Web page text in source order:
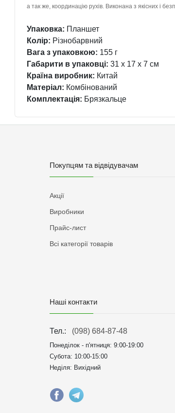
а так же, координацію рухів. Виконана з якісних і
Упаковка: Планшет
Колір: Різнобарвний
Вага з упаковкою: 155 г
Габарити в упаковці: 31 x 17 x 7 см
Країна виробник: Китай
Матеріал: Комбінований
Комплектація: Брязкальце
Покупцям та відвідувачам
Акції
Виробники
Прайс-лист
Всі категорії товарів
Наші контакти
Тел.: (098) 684-87-48
Понеділок - п'ятниця: 9:00-19:00
Субота: 10:00-15:00
Неділя: Вихідний